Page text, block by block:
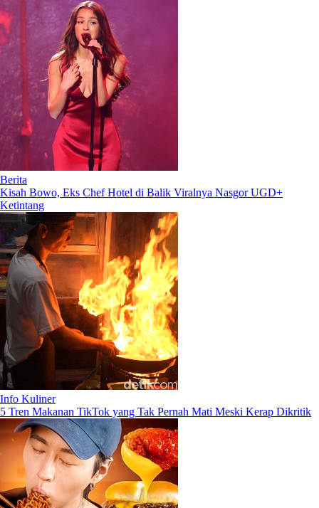
Berita
Kisah Bowo, Eks Chef Hotel di Balik Viralnya Nasgor UGD+
Ketintang
Info Kuliner
5 Tren Makanan TikTok yang Tak Pernah Mati Meski Kerap Dikritik